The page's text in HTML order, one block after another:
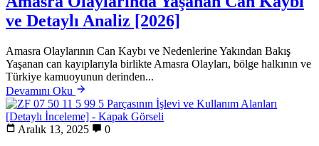
ve Detaylı Analiz [2026]
Amasra Olaylarının Can Kaybı ve Nedenlerine Yakından Bakış
Yaşanan can kayıplarıyla birlikte Amasra Olayları, bölge halkının ve
Türkiye kamuoyunun derinden...
Devamını Oku
Aralık 13, 2025 0